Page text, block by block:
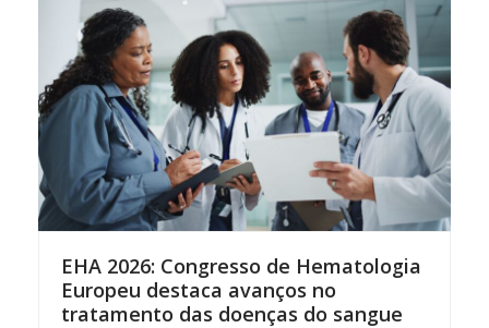
EHA 2026: Congresso de Hematologia
Europeu destaca avanços no
tratamento das doenças do sangue